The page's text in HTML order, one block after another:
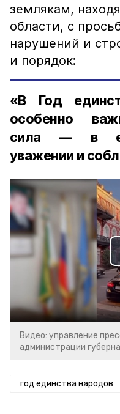
землякам,
области, с
нарушений и
и порядок:
«В Год
особенно
сила — в
уважении и
Видео: управление
администрации
год единства народов